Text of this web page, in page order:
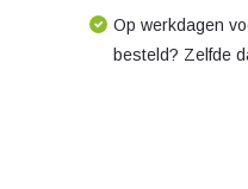
Op werkdagen
besteld? Zelfde